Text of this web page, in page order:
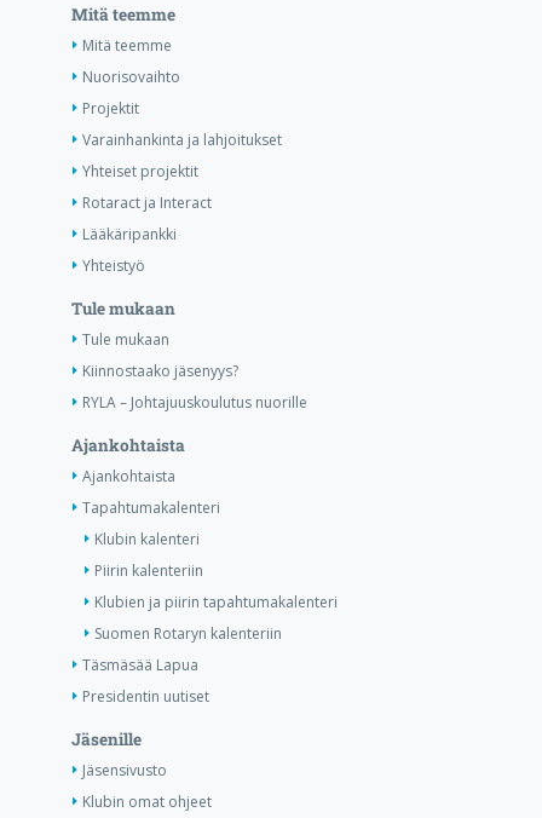
Mitä teemme
Mitä teemme
Nuorisovaihto
Projektit
Varainhankinta ja lahjoitukset
Yhteiset projektit
Rotaract ja Interact
Lääkäripankki
Yhteistyö
Tule mukaan
Tule mukaan
Kiinnostaako jäsenyys?
RYLA – Johtajuuskoulutus nuorille
Ajankohtaista
Ajankohtaista
Tapahtumakalenteri
Klubin kalenteri
Piirin kalenteriin
Klubien ja piirin tapahtumakalenteri
Suomen Rotaryn kalenteriin
Täsmäsää Lapua
Presidentin uutiset
Jäsenille
Jäsensivusto
Klubin omat ohjeet